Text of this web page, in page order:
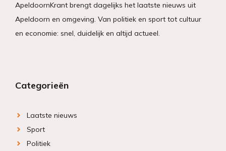
ApeldoornKrant brengt dagelijks het laatste nieuws uit
Apeldoorn en omgeving. Van politiek en sport tot cultuur
en economie: snel, duidelijk en altijd actueel.
Categorieën
Laatste nieuws
Sport
Politiek